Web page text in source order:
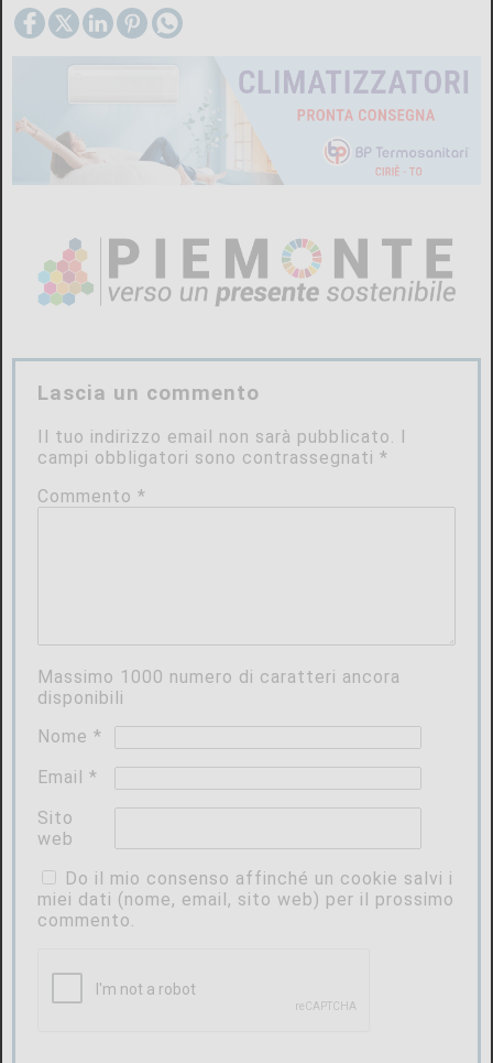
Lascia un commento
Il tuo indirizzo email non sarà pubblicato. I
campi obbligatori sono contrassegnati*
Commento*
Massimo 1000 numero di caratteri ancora
disponibili
Nome*
Email*
Sito
web
Do il mio consenso affinché un cookie salvi i
miei dati (nome, email, sito web) per il prossimo
commento.